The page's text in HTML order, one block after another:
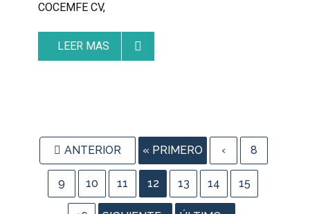
COCEMFE CV,
LEER MAS
ANTERIOR « PRIMERO ‹ 8
9 10 11 12 13 14 15